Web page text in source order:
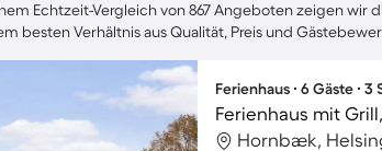
Echtzeit-Vergleich von 867 Angeboten zeigen wir
besten Verhältnis aus Qualität, Preis und
Ferienhaus ∙ 6 Gäste ∙
Ferienhaus mit
Hornbæk,